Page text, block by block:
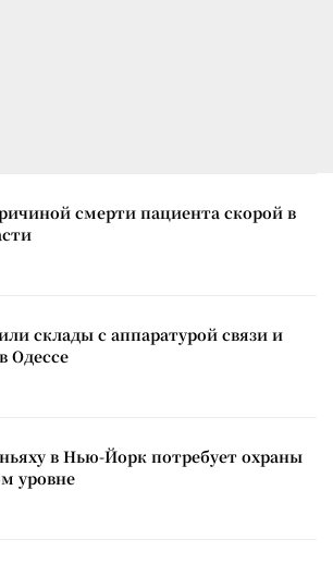
смерти пациента скорой в
склады с аппаратурой связи и
Одессе
в Нью-Йорк потребует охраны
уровне